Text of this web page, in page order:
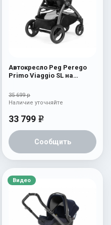
Автокресло Peg Perego
Primo Viaggio SL на
White/Black) Denim
35 699 р
33 799 e
Сообщить
Наличие уточняйте
Видео